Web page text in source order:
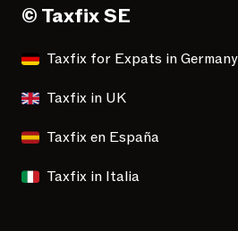
© Taxfix SE
Taxfix for Expats in Germany
Taxfix in UK
Taxfix en España
Taxfix in Italia